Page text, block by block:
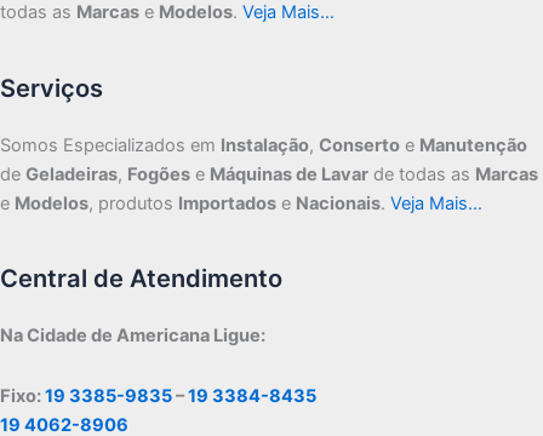
todas as Marcas e Modelos. Veja Mais…
Serviços
Somos Especializados em Instalação, Conserto e Manutenção
de Geladeiras, Fogões e Máquinas de Lavar de todas as Marcas
e Modelos, produtos Importados e Nacionais. Veja Mais…
Central de Atendimento
Na Cidade de Americana Ligue:
Fixo:19 3385-9835–19 3384-8435
19 4062-8906